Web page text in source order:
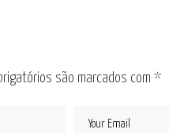
são marcados com *